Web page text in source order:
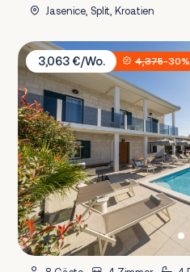
Jasenice, Split, Kroatien
Villa Antico 1934
3,063 €/Wo.
4,375-30%